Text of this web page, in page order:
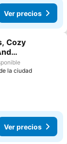
Ver precios
Cozy
la ciudad
Ver precios